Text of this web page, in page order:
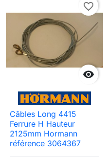

favorite_border
Câbles Long 4415
Ferrure H Hauteur
2125mm Hormann
référence 3064367